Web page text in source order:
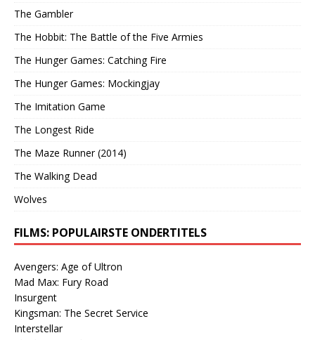
The Gambler
The Hobbit: The Battle of the Five Armies
The Hunger Games: Catching Fire
The Hunger Games: Mockingjay
The Imitation Game
The Longest Ride
The Maze Runner (2014)
The Walking Dead
Wolves
FILMS: POPULAIRSTE ONDERTITELS
Avengers: Age of Ultron
Mad Max: Fury Road
Insurgent
Kingsman: The Secret Service
Interstellar